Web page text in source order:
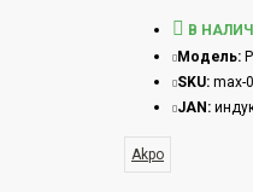
В
Модель:
SKU: max-
JAN:
Akpo